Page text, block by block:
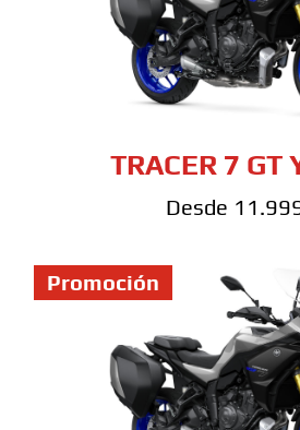
TRACER 7 GT
Desde
Promoción